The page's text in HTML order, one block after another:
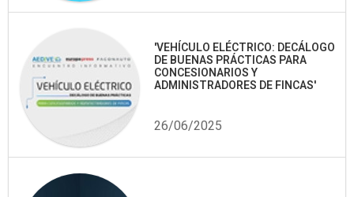
'VEHÍCULO ELÉCTRICO: DECÁLOGO
DE BUENAS PRÁCTICAS PARA
CONCESIONARIOS Y
ADMINISTRADORES DE FINCAS'
26/06/2025